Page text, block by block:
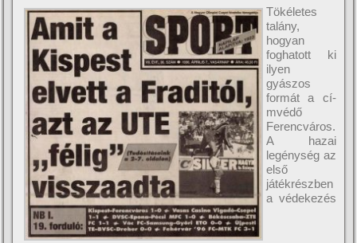
Tökéletes
talány,
hogyan
foghatott ki
ilyen
gyászos
formát a cí­
mvédő
Ferencváros.
A hazai
legénység az
első
játékrészben
a védekezés